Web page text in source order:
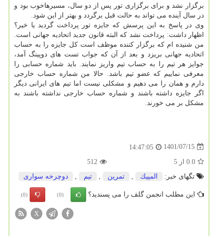
برگزار نشد و برای برگزاری تور پس از دو سال، مسیرهاخوب بود و
در سال آینده می تواند به حالت قبل برگردد و بهتر از این شود.
وی در پاسخ به این پرسش که جایزه تور پرداخت گردید یا خیر؟
اظهار داشت: پرداخت نشد که البته قانون جدید اتحادیه جهانی است.
من شنیده ام که برگزار کننده موظف است کل جایزه را به حساب
اتحادیه جهانی بریزد و بعد از آن که جواب تست های دوپینگ آمد،
جوایز هر تیم را به حساب تیم واریز نمایند. باید شماره حسابی را
معرفی نماییم که عضو تیم باشد. حالا من شماره حساب خارجی
دارم و همان را می دهیم و مشکلی نیست اما تیم های ایرانی دیگر
اگر جایزه داشته باشند و شماره حساب خارجی نداشته باشند به
مشکل بر می خورند.
1401/07/15
14:47:05
0.0 از 5
512
تگهای خبر:
المپیك تمرین تیم دوچرخه سواری
این مطلب انجمن گلف را می پسندید؟ (0)
(0)
X